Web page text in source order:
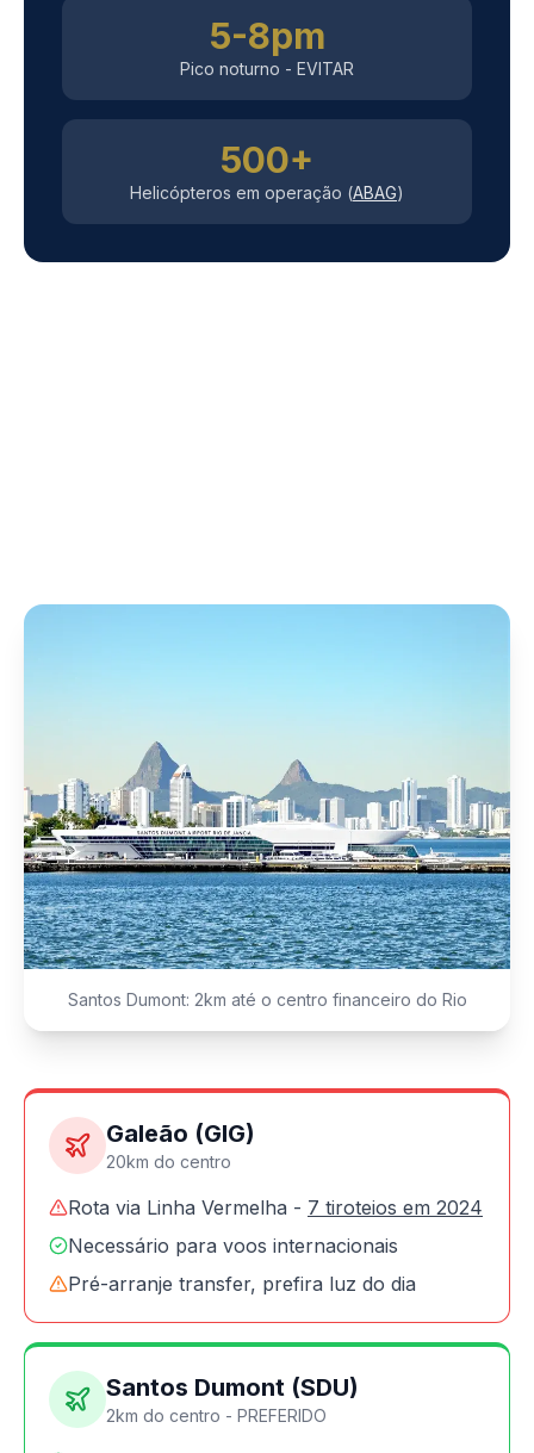
5-8pm
Pico noturno - EVITAR
500+
Helicópteros em operação (ABAG)
Santos Dumont: 2km até o centro financeiro do Rio
Galeão (GIG)
20km do centro
Rota via Linha Vermelha - 7 tiroteios em 2024
Necessário para voos internacionais
Pré-arranje transfer, prefira luz do dia
Santos Dumont (SDU)
2km do centro - PREFERIDO